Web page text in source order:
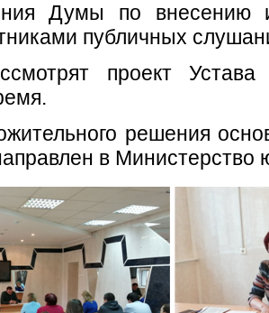
Думы по внесению
публичных
проект
решения
в Министерство